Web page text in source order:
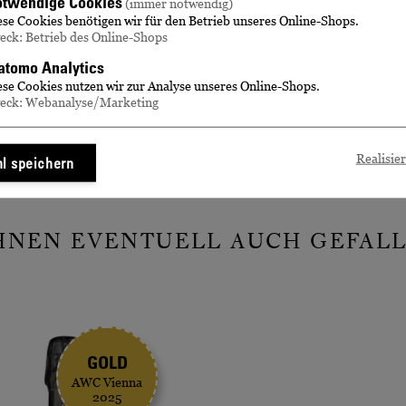
(immer notwendig)
Cookies benötigen wir für den Betrieb unseres Online-Shops.
Betrieb des Online-Shops
Analytics
Cookies nutzen wir zur Analyse unseres Online-Shops.
Webanalyse/Marketing
speichern
Tagen verbrauchen.
EVENTUELL AUCH
GOLD
AWC Vienna
2025